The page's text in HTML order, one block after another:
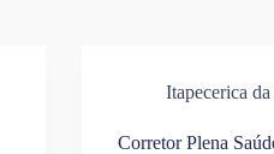
Itapecerica da
Corretor Plena